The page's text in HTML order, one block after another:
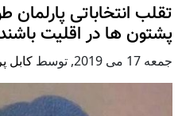
تقلب انتخاباتی
پشتون ها در اقلیت
جمعه 17 می 2019 , توسط کابل